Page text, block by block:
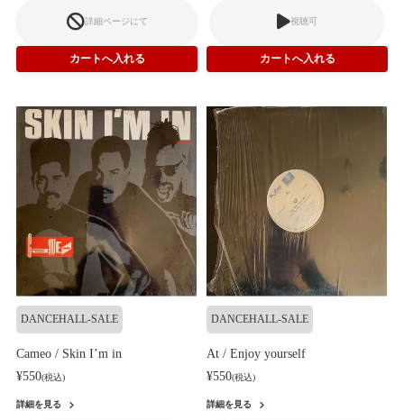
詳細ページにて 視聴可
DANCEHALL-SALE
Cameo / Skin I’m in
¥550(税込)
詳細を見る
DANCEHALL-SALE
At / Enjoy yourself
¥550(税込)
詳細を見る